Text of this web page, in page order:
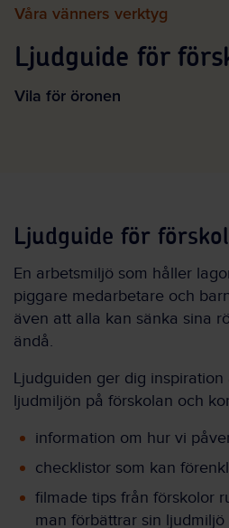
Våra vänners verktyg
Ljudguide för
Vila för öronen
Ljudguide för
En arbetsmiljö som håller
piggare medarbetare och
även att alla kan sänka sina
ändå.
Ljudguiden ger dig
ljudmiljön på förskolan och
information om hur vi
checklistor som kan
filmade tips från förskolor
man förbättrar sin ljudmiljö